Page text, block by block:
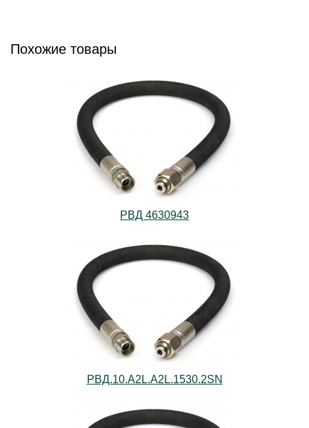
Похожие товары
РВД 4630943
РВД.10.А2L.А2L.1530.2SN